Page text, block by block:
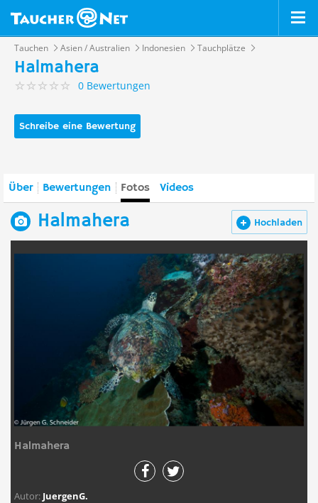
Tauchen Asien / Australien Indonesien Tauchplätze
Halmahera
0 Bewertungen
Schreibe eine Bewertung
Über Bewertungen Fotos Videos
Hochladen
Halmahera
Halmahera
Autor: JuergenG.